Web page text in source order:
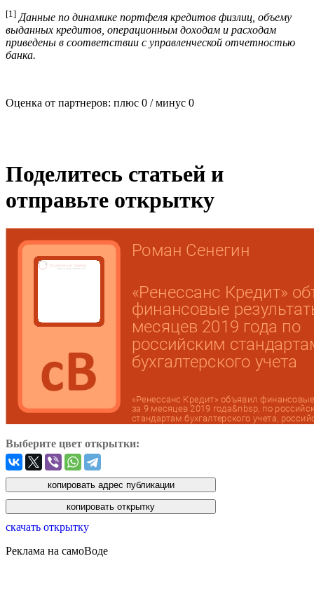
[1] Данные по динамике портфеля кредитов физлиц, объему
выданных кредитов, операционным доходам и расходам
приведены в соответствии с управленческой отчетностью
банка.
Оценка от партнеров: плюс 0 / минус 0
Поделитесь статьей и
отправьте открытку
Выберите цвет открытки:
скачать открытку
Реклама на самоВоде